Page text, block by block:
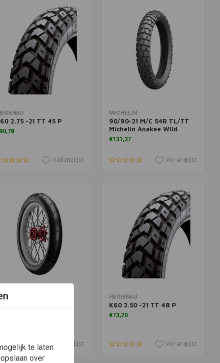
aan winkelwagen
2.75 -21 TT 45 P
Verlanglijst
Toevoegen aan winkelwagen
MICHELIN
90/90-21 M/C 54R TL/TT
Michelin Anakee Wild
€131,37
Verlanglijst
Verlanglijst
Toevoegen aan winkelwagen
HEIDENAU
K60 2.50 -21 TT 48 P
€73,20
Verlanglijst
te laten
over